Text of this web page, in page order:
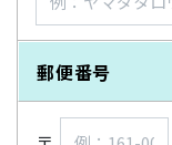
郵便番号